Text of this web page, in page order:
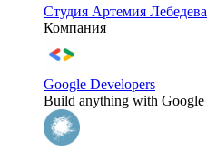
Студия Артемия Лебедева
Компания
Google Developers
Build anything with Google